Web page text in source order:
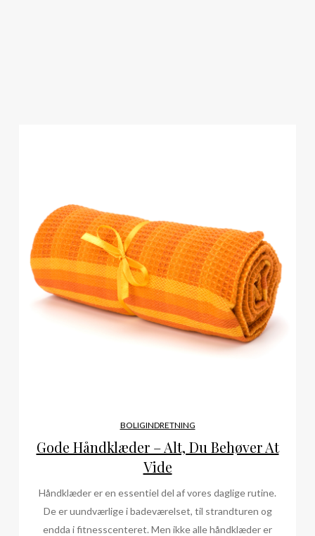
BOLIGINDRETNING
Gode Håndklæder – Alt, Du Behøver At
Vide
Håndklæder er en essentiel del af vores daglige rutine.
De er uundværlige i badeværelset, til strandturen og
endda i fitnesscenteret. Men ikke alle håndklæder er